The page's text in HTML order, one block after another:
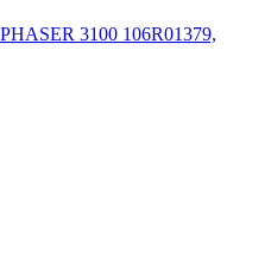
3100 106R01379,